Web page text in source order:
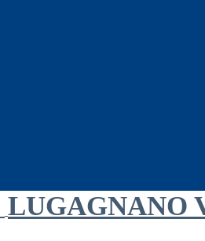
LUGAGNANO